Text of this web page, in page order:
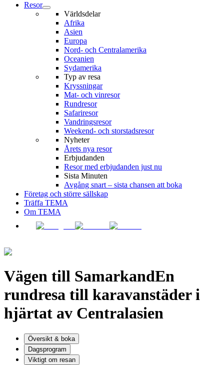
Resor
Världsdelar
Afrika
Asien
Europa
Nord- och Centralamerika
Oceanien
Sydamerika
Typ av resa
Kryssningar
Mat- och vinresor
Rundresor
Safariresor
Vandringsresor
Weekend- och storstadsresor
Nyheter
Årets nya resor
Erbjudanden
Resor med erbjudanden just nu
Sista Minuten
Avgång snart – sista chansen att boka
Företag och större sällskap
Träffa TEMA
Om TEMA
Vägen till SamarkandEn
rundresa till karavanstäder i
hjärtat av Centralasien
Översikt & boka
Dagsprogram
Viktigt om resan